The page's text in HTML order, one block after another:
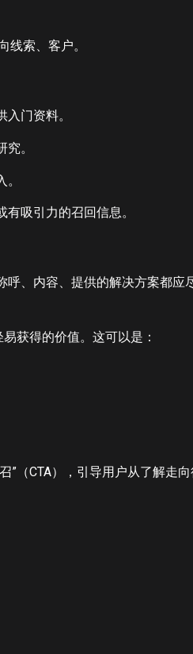
线索、客户。
门资料。
。
吸引力的召回信息。
呼、内容、提供的解决方案都应
获得的价值。这可以是：
”（CTA），引导用户从了解走向